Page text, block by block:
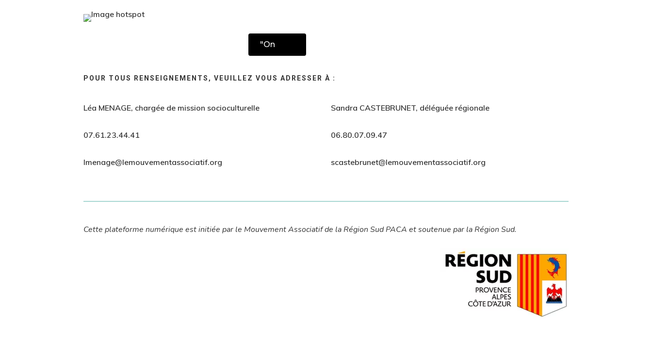
"On
POUR TOUS RENSEIGNEMENTS, VEUILLEZ VOUS ADRESSER À :
Léa MENAGE, chargée de mission socioculturelle
07.61.23.44.41
lmenage@lemouvementassociatif.org
Sandra CASTEBRUNET, déléguée régionale
06.80.07.09.47
scastebrunet@lemouvementassociatif.org
Cette plateforme numérique est initiée par le Mouvement Associatif de la Région Sud PACA et soutenue par la Région Sud.